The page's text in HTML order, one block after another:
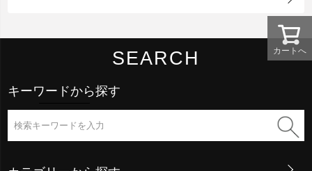
カートへ
SEARCH
キーワードから探す